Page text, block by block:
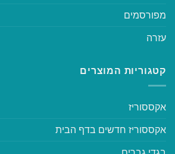
מפורסמים
עזרה
קטגוריות המוצרים
אקססוריז
אקססוריז חדשים בדף הבית